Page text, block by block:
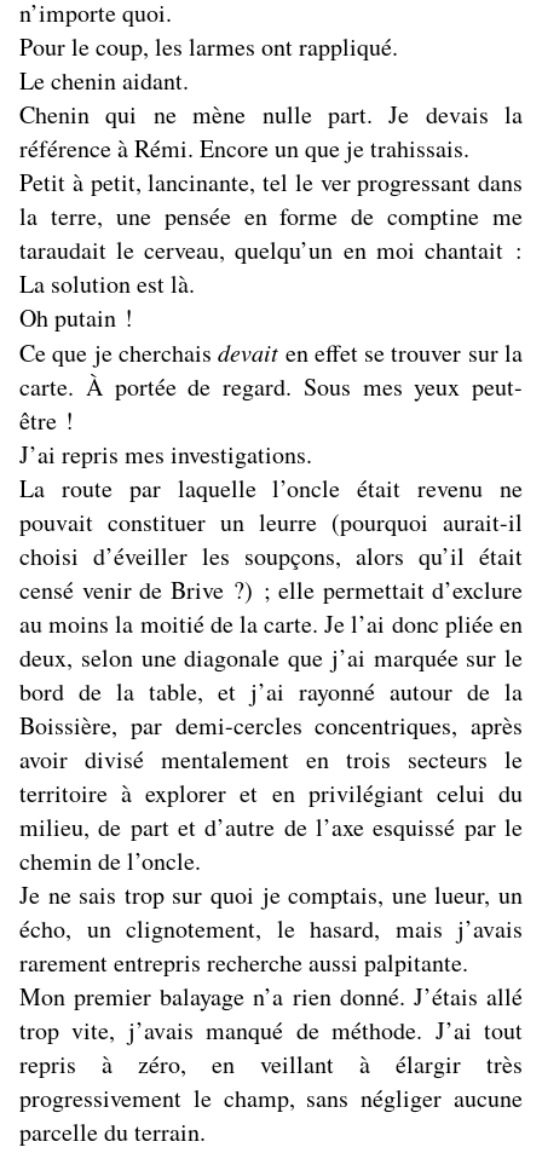
n’importe quoi.
Pour le coup, les larmes ont rappliqué.
Le chenin aidant.
Chenin qui ne mène nulle part. Je devais la
référence à Rémi. Encore un que je trahissais.
Petit à petit, lancinante, tel le ver progressant dans
la terre, une pensée en forme de comptine me
taraudait le cerveau, quelqu’un en moi chantait :
La solution est là.
Oh putain !
Ce que je cherchaisdevait en effet se trouver sur la
carte. À portée de regard. Sous mes yeux peut-
être !
J’ai repris mes investigations.
La route par laquelle l’oncle était revenu ne
pouvait constituer un leurre (pourquoi aurait-il
choisi d’éveiller les soupçons, alors qu’il était
censé venir de Brive ?) ; elle permettait d’exclure
au moins la moitié de la carte. Je l’ai donc pliée en
deux, selon une diagonale que j’ai marquée sur le
bord de la table, et j’ai rayonné autour de la
Boissière, par demi-cercles concentriques, après
avoir divisé mentalement en trois secteurs le
territoire à explorer et en privilégiant celui du
milieu, de part et d’autre de l’axe esquissé par le
chemin de l’oncle.
Je ne sais trop sur quoi je comptais, une lueur, un
écho, un clignotement, le hasard, mais j’avais
rarement entrepris recherche aussi palpitante.
Mon premier balayage n’a rien donné. J’étais allé
trop vite, j’avais manqué de méthode. J’ai tout
repris à zéro, en veillant à élargir très
progressivement le champ, sans négliger aucune
parcelle du terrain.